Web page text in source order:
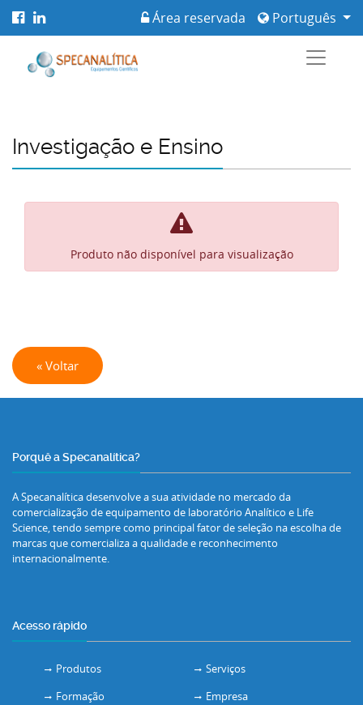
Português
Área reservada
Investigação e Ensino
Produto não disponível para visualização
« Voltar
Porquê a Specanalítica?
A Specanalítica desenvolve a sua atividade no mercado da
comercialização de equipamento de laboratório Analítico e Life
Science, tendo sempre como principal fator de seleção na escolha de
marcas que comercializa a qualidade e reconhecimento
internacionalmente.
Acesso rápido
Produtos
Serviços
Formação
Empresa